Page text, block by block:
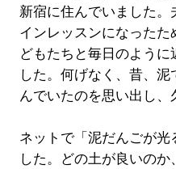
新宿に住んでいました。
インレッスンになった
どもたちと毎日のように
した。何げなく、昔、
んでいたのを思い出し、
ネットで「泥だんごが光
した。どの土が良いの